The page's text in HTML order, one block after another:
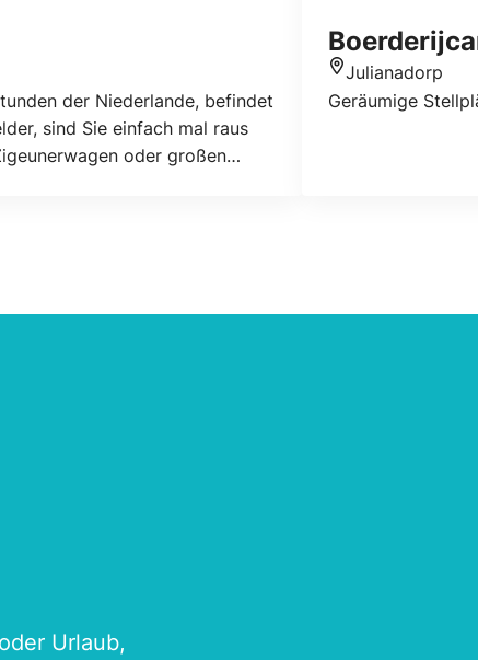
der Niederlande, befindet
sind Sie einfach mal raus
oder großen
Standort
Julianadorp
Geräumige
Urlaub,